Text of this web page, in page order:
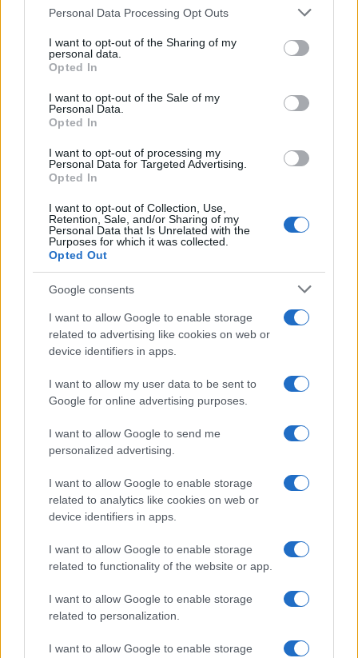
Please note that this website/app uses one or more Google
not limited to your visit or usage behaviour. You may click to
grant or deny consent to Google and its third-party tags to
use your data for below specified purposes in below Google
consent section.
Personal Data Processing Opt Outs
I want to opt-out of the Sharing of my
personal data.
Opted In
I want to opt-out of the Sale of my
Personal Data.
Opted In
I want to opt-out of processing my
Personal Data for Targeted Advertising.
Opted In
I want to opt-out of Collection, Use,
Retention, Sale, and/or Sharing of my
Personal Data that Is Unrelated with the
Purposes for which it was collected.
Opted Out
Google consents
I want to allow Google to enable storage
related to advertising like cookies on web or
device identifiers in apps.
I want to allow my user data to be sent to
Google for online advertising purposes.
I want to allow Google to send me
personalized advertising.
I want to allow Google to enable storage
related to analytics like cookies on web or
device identifiers in apps.
I want to allow Google to enable storage
related to functionality of the website or app.
I want to allow Google to enable storage
related to personalization.
I want to allow Google to enable storage
a közösség nagy része – csaknem 12 000
fő – az ország fővárosában, Szarajevóban élt.
alijázó érkezett Izraelbe